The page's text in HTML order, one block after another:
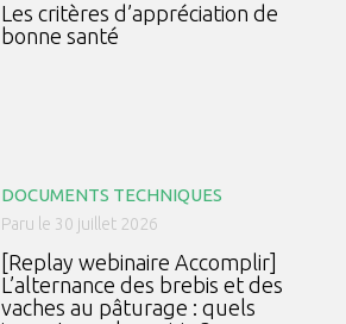
Les critères d’appréciation de
bonne santé
DOCUMENTS TECHNIQUES
Paru le 30 juillet 2026
[Replay webinaire Accomplir]
L’alternance des brebis et des
vaches au pâturage : quels